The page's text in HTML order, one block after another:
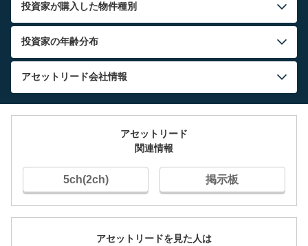
投資家が購入した物件種別
投資家の年齢分布
アセットリード会社情報
アセットリード
関連情報
5ch(2ch) 掲示板
アセットリードを見た人は